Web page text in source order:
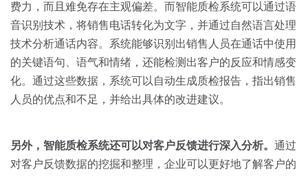
费力，而且难免存在主观偏差。而智能质检系统可以通过语
音识别技术，将销售电话转化为文字，并通过自然语言处理
技术分析通话内容。系统能够识别出销售人员在通话中使用
的关键语句、语气和情绪，还能检测出客户的反应和情感变
化。通过这些数据，系统可以自动生成质检报告，指出销售
人员的优点和不足，并给出具体的改进建议。
另外，智能质检系统还可以对客户反馈进行深入分析。 通过
对客户反馈数据的挖掘和整理，企业可以更好地了解客户的